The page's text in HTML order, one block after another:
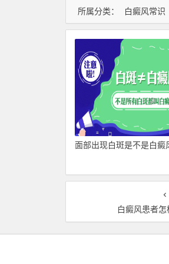
所属分类： 白癜风常识
面部出现白斑是不是白癜
白癜风患者